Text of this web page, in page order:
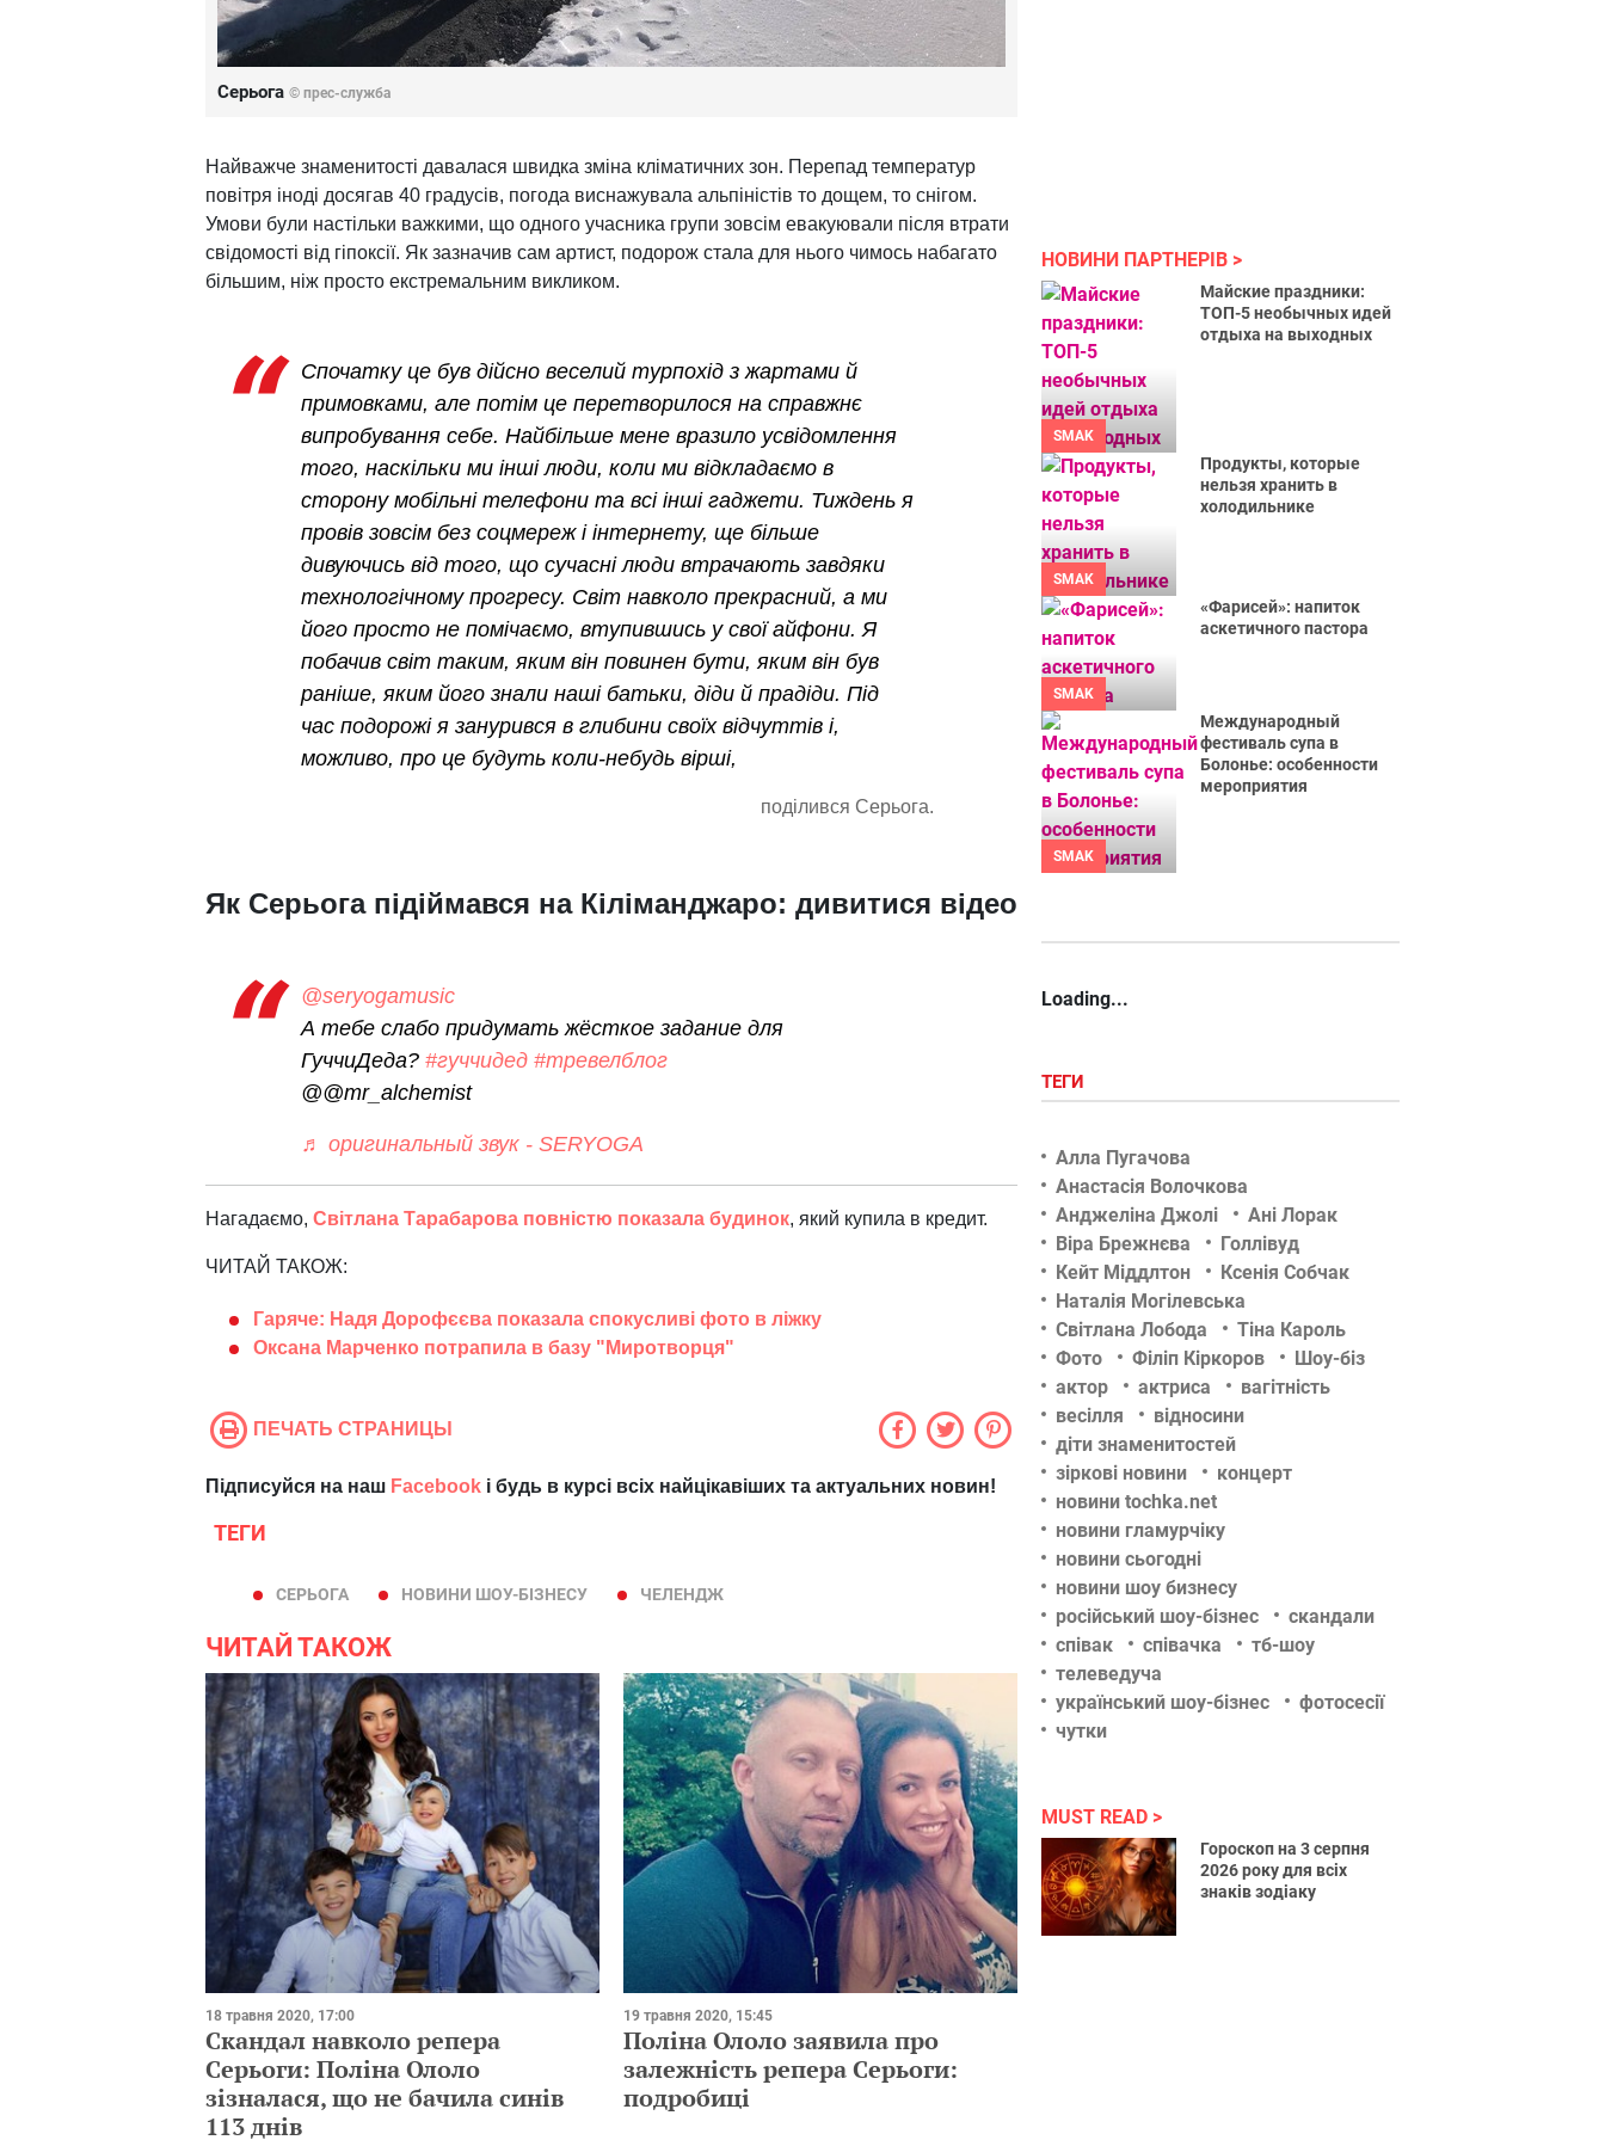
Серьога © прес-служба
Найважче знаменитості давалася швидка зміна кліматичних зон. Перепад температур
повітря іноді досягав 40 градусів, погода виснажувала альпіністів то дощем, то снігом.
Умови були настільки важкими, що одного учасника групи зовсім евакуювали після втрати
свідомості від гіпоксії. Як зазначив сам артист, подорож стала для нього чимось набагато
більшим, ніж просто екстремальним викликом.
Спочатку це був дійсно веселий турпохід з жартами й
примовками, але потім це перетворилося на справжнє
випробування себе. Найбільше мене вразило усвідомлення
того, наскільки ми інші люди, коли ми відкладаємо в
сторону мобільні телефони та всі інші гаджети. Тиждень я
провів зовсім без соцмереж і інтернету, ще більше
дивуючись від того, що сучасні люди втрачають завдяки
технологічному прогресу. Світ навколо прекрасний, а ми
його просто не помічаємо, втупившись у свої айфони. Я
побачив світ таким, яким він повинен бути, яким він був
раніше, яким його знали наші батьки, діди й прадіди. Під
час подорожі я занурився в глибини своїх відчуттів і,
можливо, про це будуть коли-небудь вірші,
поділився Серьога.
Як Серьога підіймався на Кіліманджаро: дивитися відео
@seryogamusic
А тебе слабо придумать жёсткое задание для
ГуччиДеда? #гуччидед #тревелблог
@@mr_alchemist
♬ оригинальный звук - SERYOGA
Нагадаємо, Світлана Тарабарова повністю показала будинок, який купила в кредит.
ЧИТАЙ ТАКОЖ:
Гаряче: Надя Дорофєєва показала спокусливі фото в ліжку
Оксана Марченко потрапила в базу "Миротворця"
ПЕЧАТЬ СТРАНИЦЫ
Підписуйся на наш Facebook і будь в курсі всіх найцікавіших та актуальних новин!
ТЕГИ
СЕРЬОГА НОВИНИ ШОУ-БІЗНЕСУ ЧЕЛЕНДЖ
ЧИТАЙ ТАКОЖ
18 травня 2020, 17:00
Скандал навколо репера
Серьоги: Поліна Ололо
зізналася, що не бачила синів
113 днів
19 травня 2020, 15:45
Поліна Ололо заявила про
залежність репера Серьоги:
подробиці
НОВИНИ ПАРТНЕРІВ
SMAK
Майские праздники:
ТОП-5 необычных идей
отдыха на выходных
SMAK
Продукты, которые
нельзя хранить в
холодильнике
SMAK
«Фарисей»: напиток
аскетичного пастора
SMAK
Международный
фестиваль супа в
Болонье: особенности
мероприятия
Loading...
ТЕГИ
Алла Пугачова
Анастасія Волочкова
Анджеліна Джолі
Ані Лорак
Віра Брежнєва
Голлівуд
Кейт Міддлтон
Ксенія Собчак
Наталія Могілевська
Світлана Лобода
Тіна Кароль
Фото
Філіп Кіркоров
Шоу-біз
актор
актриса
вагітність
весілля
відносини
діти знаменитостей
зіркові новини
концерт
новини tochka.net
новини гламурчіку
новини сьогодні
новини шоу бизнесу
російський шоу-бізнес
скандали
співак
співачка
тб-шоу
телеведуча
український шоу-бізнес
фотосесії
чутки
MUST READ
Гороскоп на 3 серпня
2026 року для всіх
знаків зодіаку